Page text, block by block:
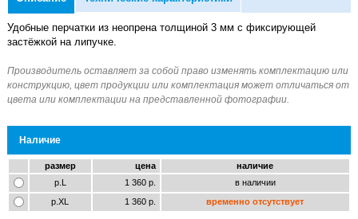
Удобные перчатки из неопрена толщиной 3 мм с фиксирующей
застёжкой на липучке.
Наличие
размер цена
наличие
р.L
1 360 р.
в наличии
р.XL
1 360 р. временно отсутствует